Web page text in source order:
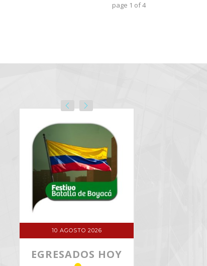
page 1 of4
BUSINESS
WORLD
VER DETALLE